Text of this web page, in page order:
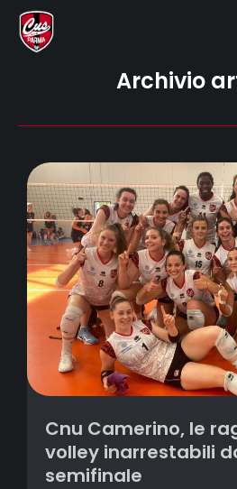
Archivio
Cnu Camerino, le
volley inarrestabili
semifinale